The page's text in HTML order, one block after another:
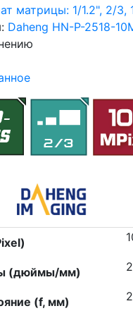
матрицы: 1/1.2", 2/3,
Daheng HN-P-2518-
(дюймы/мм)
(f, мм)